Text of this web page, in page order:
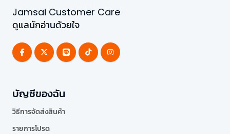
Jamsai Customer Care
ดูแลนักอ่านด้วยใจ
บัญชีของฉัน
วิธีการจัดส่งสินค้า
รายการโปรด